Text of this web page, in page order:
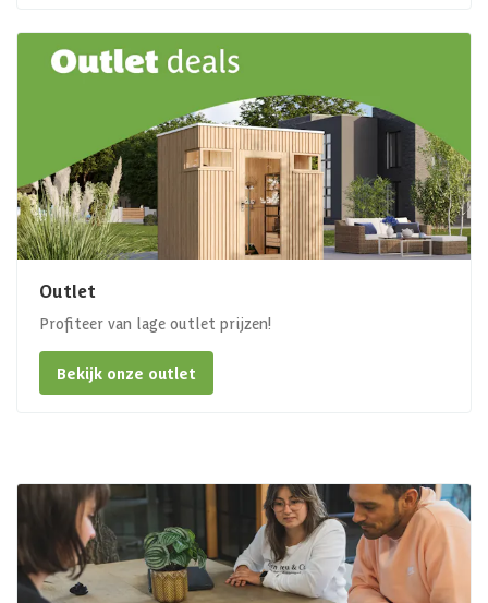
Outlet
Profiteer van lage outlet prijzen!
Bekijk onze outlet